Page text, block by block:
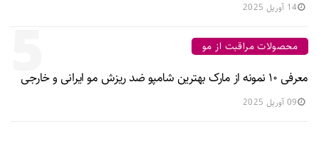
14 آوریل 2025
5 محصولات مراقبت از مو
معرفی ۱۰ نمونه از مارک بهترین شامپو ضد ریزش مو ایرانی و خارجی
09 آوریل 2025